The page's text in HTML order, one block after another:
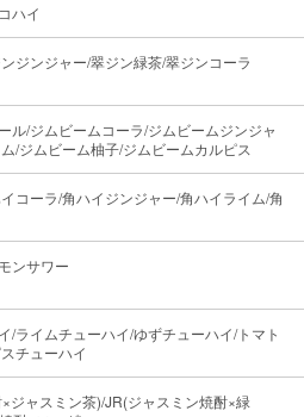
ハイ
ジンジャー/翠ジン緑茶/翠ジンコーラ
ル/ジムビームコーラ/ジムビームジンジャ
/ジムビーム柚子/ジムビームカルピス
コーラ/角ハイジンジャー/角ハイライム/角
ンサワー
/ライムチューハイ/ゆずチューハイ/トマト
チューハイ
ジャスミン茶)/JR(ジャスミン焼酎×緑